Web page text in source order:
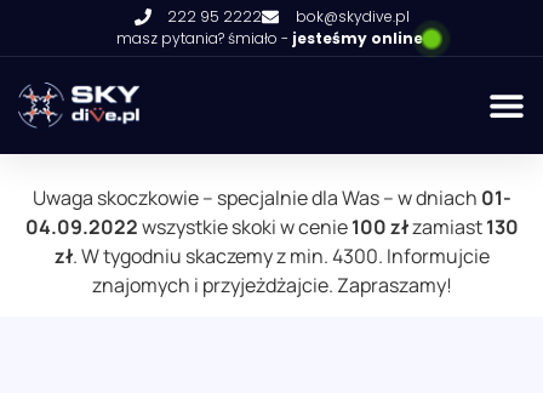
222 95 2222
bok@skydive.pl
masz pytania? śmiało - jesteśmy online
Uwaga skoczkowie – specjalnie dla Was – w dniach 01-
04.09.2022wszystkie skoki w cenie100 złzamiast130
zł. W tygodniu skaczemy z min. 4300. Informujcie
znajomych i przyjeżdżajcie. Zapraszamy!